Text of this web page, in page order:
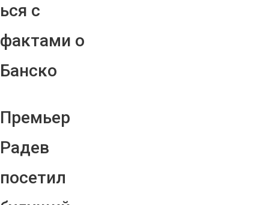
ься с
фактами о
Банско
Премьер
Радев
посетил